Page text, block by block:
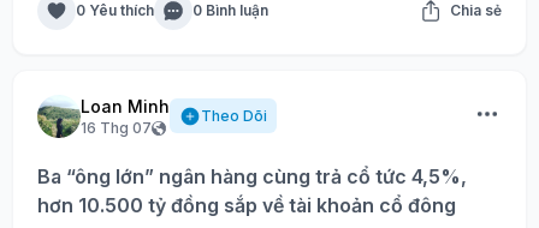
0 Yêu thích 0 Bình luận Chia sẻ
Loan Minh
16 Thg 07
Theo Dõi
Ba “ông lớn” ngân hàng cùng trả cổ tức 4,5%,
hơn 10.500 tỷ đồng sắp về tài khoản cổ đông